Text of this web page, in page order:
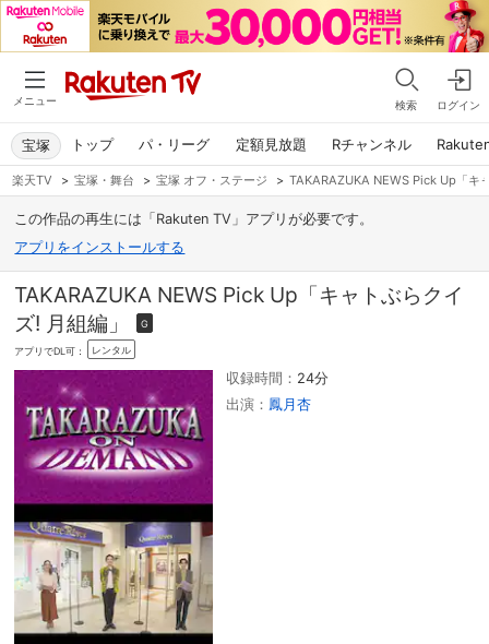
メニュー 検索 ログイン
トップ パ・リーグ 定額見放題 Rチャンネル
宝塚
楽天TV > 宝塚・舞台 > 宝塚 オフ・ステージ > TAKARAZUKA NEWS Pick Up「キ
この作品の再生には「Rakuten TV」アプリが必要です。
アプリをインストールする
TAKARAZUKA NEWS Pick Up「キャトぶらクイ
ズ! 月組編」
G
アプリでDL可： レンタル
収録時間： 24分
出演： 鳳月杏